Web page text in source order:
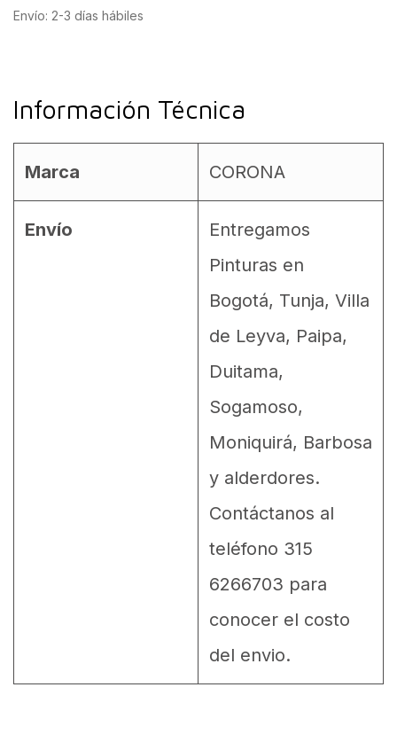
Envío: 2-3 días hábiles
Información Técnica
Marca CORONA
Envío
Entregamos
Pinturas en
Bogotá, Tunja, Villa
de Leyva, Paipa,
Duitama,
Sogamoso,
Moniquirá, Barbosa
y alderdores.
Contáctanos al
teléfono 315
6266703 para
conocer el costo
del envio.